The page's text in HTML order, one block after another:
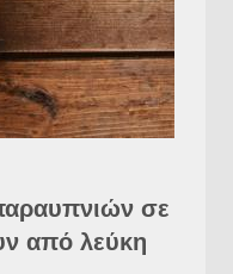
σε
από λεύκη